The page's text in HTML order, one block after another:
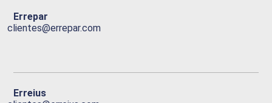
Errepar
clientes@errepar.com
Erreius